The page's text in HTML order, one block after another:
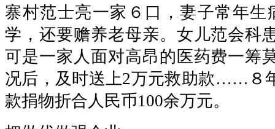
寨村范士亮一家６口，妻子常年生
学，还要赡养老母亲。女儿范会科
可是一家人面对高昂的医药费一筹
况后，及时送上2万元救助款……８
款捐物折合人民币100余万元。